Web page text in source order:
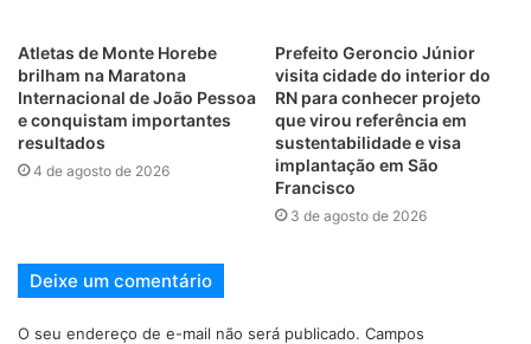
Atletas de Monte Horebe
brilham na Maratona
Internacional de João Pessoa
e conquistam importantes
resultados
4 de agosto de 2026
Prefeito Geroncio Júnior
visita cidade do interior do
RN para conhecer projeto
que virou referência em
sustentabilidade e visa
implantação em São
Francisco
3 de agosto de 2026
Deixe um comentário
O seu endereço de e-mail não será publicado. Campos